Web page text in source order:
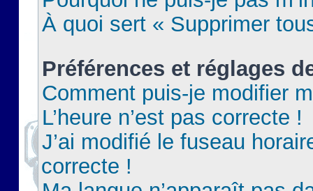
À quoi sert « Supprimer
Préférences et réglages
Comment puis-je modifier
L’heure n’est pas correcte !
J’ai modifié le fuseau
correcte !